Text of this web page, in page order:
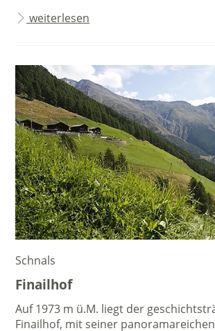
weiterlesen
Schnals
Finailhof
Auf 1973 m ü.M. liegt der
Finailhof, mit seiner